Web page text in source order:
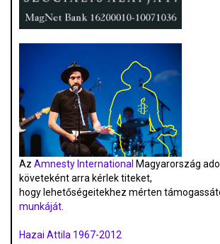
Az Amnesty International Magyarország
követeként arra kérlek titeket,
hogy lehetőségeitekhez mérten
munkáját.
Hazai Attila 1967-2012